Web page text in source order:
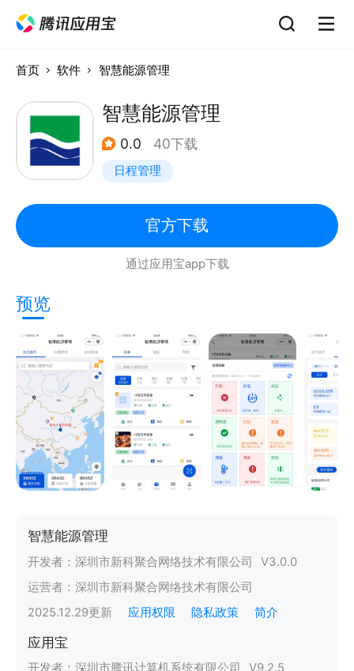
首页 软件 智慧能源管理
智慧能源管理
0.0 40下载
日程管理
官方下载
通过应用宝app下载
预览
智慧能源管理
开发者： 深圳市新科聚合网络技术有限公司 V3.0.0
运营者： 深圳市新科聚合网络技术有限公司
2025.12.29更新 应用权限 隐私政策 简介
应用宝